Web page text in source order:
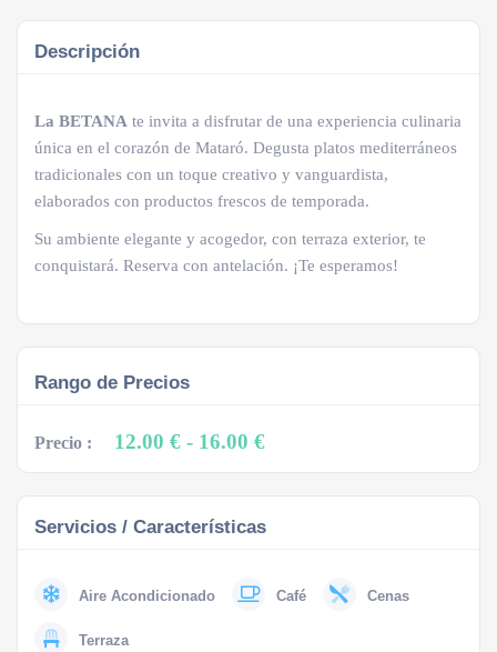
Descripción
La BETANA te invita a disfrutar de una experiencia culinaria
única en el corazón de Mataró. Degusta platos mediterráneos
tradicionales con un toque creativo y vanguardista,
elaborados con productos frescos de temporada.
Su ambiente elegante y acogedor, con terraza exterior, te
conquistará. Reserva con antelación. ¡Te esperamos!
Rango de Precios
Precio : 12.00 € - 16.00 €
Servicios / Características
Aire Acondicionado Café Cenas
Terraza